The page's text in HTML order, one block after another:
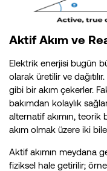
Aktif Akım ve
Elektrik enerjisi bugün
olarak üretilir ve
gibi bir akım çekerler.
bakımdan kolaylık
alternatif akımın,
akım olmak üzere iki
Aktif akımın meydana
fiziksel hale getirilir;